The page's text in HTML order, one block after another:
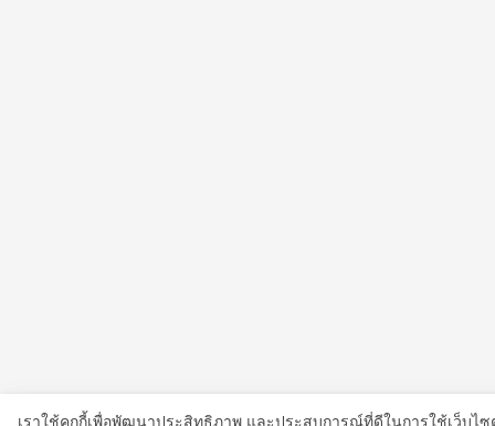
เราใช้คุกกี้เพื่อพัฒนาประสิทธิภาพ และประสบการณ์ที่ดีในการใช้เว็บไ